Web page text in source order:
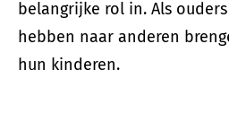
belangrijke rol in. Als
hebben naar anderen
hun kinderen.